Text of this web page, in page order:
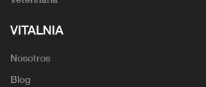
VITALNIA
Nosotros
Blog